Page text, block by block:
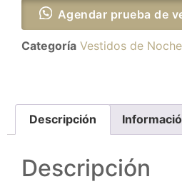
Agendar prueba de
Categoría Vestidos de Noche
Descripción
Descripción